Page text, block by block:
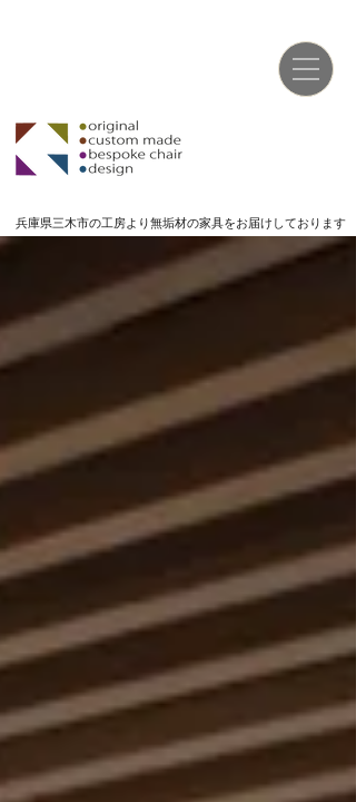
兵庫県三木市の工房より無垢材の家具をお届けしております